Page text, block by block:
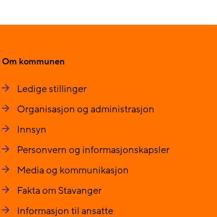
Om kommunen
Ledige stillinger
Organisasjon og administrasjon
Innsyn
Personvern og informasjonskapsler
Media og kommunikasjon
Fakta om Stavanger
Informasjon til ansatte